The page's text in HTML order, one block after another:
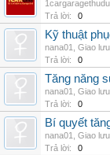
Trả lời:
0
Kỹ thuật
nana01
Giao lưu
Trả lời:
0
Tăng năng
nana01
Giao lưu
Trả lời:
0
Bí quyết
nana01
Giao lưu
Trả lời:
0